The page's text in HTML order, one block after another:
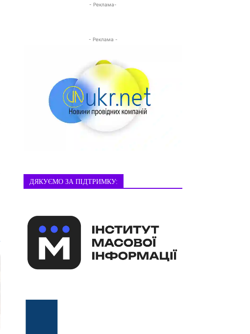
- Реклама-
- Реклама -
ДЯКУЄМО ЗА ПІДТРИМКУ: